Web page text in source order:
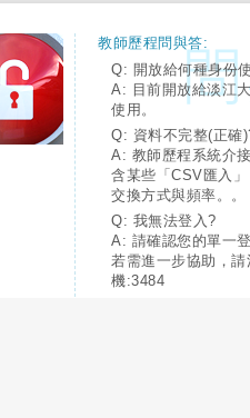
教師歷程問與答:
Q: 開放給何種身份
A: 目前開放給淡江
使用。
Q: 資料不完整(正確
A: 教師歷程系統介
含某些「CSV匯入
交換方式與頻率。。
Q: 我無法登入?
A: 請確認您的單一
若需進一步協助，
機:3484